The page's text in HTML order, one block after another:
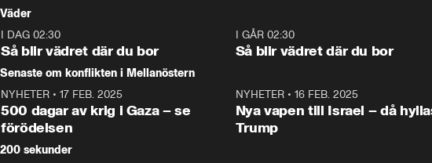
tonårsutvisningarna och hur
Moderaterna ska locka
väljare till valet i höst.
Väder
I DAG 02:30
Så blir vädret där du bor
I GÅR 02:30
Så blir vädret där du bor
Senaste om konflikten i Mellanöstern
NYHETER • 17 FEB. 2025
500 dagar av krig i Gaza – se
förödelsen
NYHETER• 16 FEB. 2025
Nya vapen till Israel – då
Trump
200 sekunder